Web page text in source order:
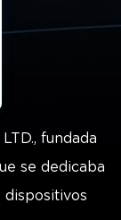
fundada
se dedicaba
dispositivos